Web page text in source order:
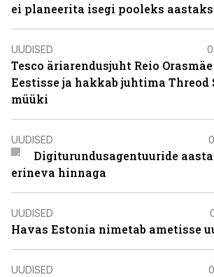
ei planeerita isegi pooleks
UUDISED
Tesco äriarendusjuht Reio
Eestisse ja hakkab juhtima Threod
müüki
UUDISED
Digiturundusagentuuride
erineva hinnaga
UUDISED
Havas Estonia nimetab ametisse
UUDISED